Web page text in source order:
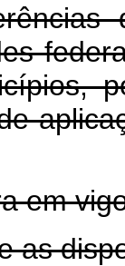
em
as